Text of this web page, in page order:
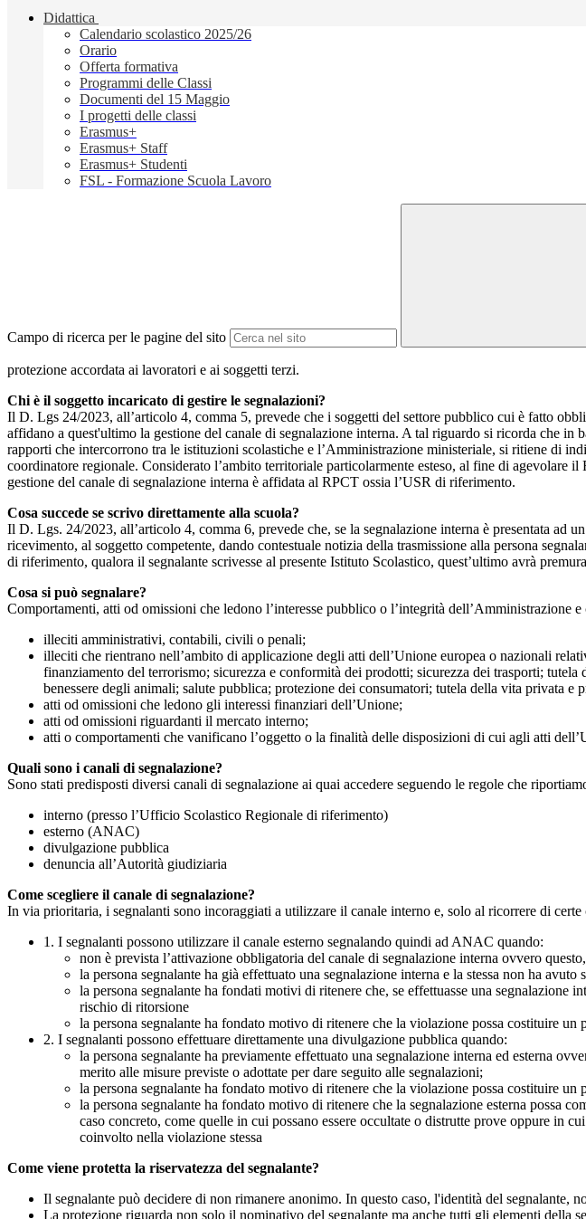
Didattica
Calendario scolastico 2025/26
Orario
Offerta formativa
Programmi delle Classi
Documenti del 15 Maggio
I progetti delle classi
Erasmus+
Erasmus+ Staff
Erasmus+ Studenti
FSL - Formazione Scuola Lavoro
Campo di ricerca per le pagine del sito
protezione accordata ai lavoratori e ai soggetti terzi.
Chi è il soggetto incaricato di gestire le segnalazioni?
Il D. Lgs 24/2023, all’articolo 4, comma 5, prevede che i soggetti del settore pubblico cui è fatto
affidano a quest'ultimo la gestione del canale di segnalazione interna. A tal riguardo si ricorda che
rapporti che intercorrono tra le istituzioni scolastiche e l’Amministrazione ministeriale, si ritiene di
coordinatore regionale. Considerato l’ambito territoriale particolarmente esteso, al fine di
gestione del canale di segnalazione interna è affidata al RPCT ossia l’USR di riferimento.
Cosa succede se scrivo direttamente alla scuola?
Il D. Lgs. 24/2023, all’articolo 4, comma 6, prevede che, se la segnalazione interna è presentata ad
ricevimento, al soggetto competente, dando contestuale notizia della trasmissione alla persona
di riferimento, qualora il segnalante scrivesse al presente Istituto Scolastico, quest’ultimo avrà
Cosa si può segnalare?
Comportamenti, atti od omissioni che ledono l’interesse pubblico o l’integrità dell’Amministrazione e
illeciti amministrativi, contabili, civili o penali;
illeciti che rientrano nell’ambito di applicazione degli atti dell’Unione europea o nazionali
finanziamento del terrorismo; sicurezza e conformità dei prodotti; sicurezza dei trasporti;
benessere degli animali; salute pubblica; protezione dei consumatori; tutela della vita privata
atti od omissioni che ledono gli interessi finanziari dell’Unione;
atti od omissioni riguardanti il mercato interno;
atti o comportamenti che vanificano l’oggetto o la finalità delle disposizioni di cui agli atti
Quali sono i canali di segnalazione?
Sono stati predisposti diversi canali di segnalazione ai quai accedere seguendo le regole che
interno (presso l’Ufficio Scolastico Regionale di riferimento)
esterno (ANAC)
divulgazione pubblica
denuncia all’Autorità giudiziaria
Come scegliere il canale di segnalazione?
In via prioritaria, i segnalanti sono incoraggiati a utilizzare il canale interno e, solo al ricorrere di
1. I segnalanti possono utilizzare il canale esterno segnalando quindi ad ANAC quando:
non è prevista l’attivazione obbligatoria del canale di segnalazione interna ovvero
la persona segnalante ha già effettuato una segnalazione interna e la stessa non ha avuto
la persona segnalante ha fondati motivi di ritenere che, se effettuasse una segnalazione
rischio di ritorsione
la persona segnalante ha fondato motivo di ritenere che la violazione possa costituire
2. I segnalanti possono effettuare direttamente una divulgazione pubblica quando:
la persona segnalante ha previamente effettuato una segnalazione interna ed esterna
merito alle misure previste o adottate per dare seguito alle segnalazioni;
la persona segnalante ha fondato motivo di ritenere che la violazione possa costituire
la persona segnalante ha fondato motivo di ritenere che la segnalazione esterna possa
caso concreto, come quelle in cui possano essere occultate o distrutte prove oppure in
coinvolto nella violazione stessa
Come viene protetta la riservatezza del segnalante?
Il segnalante può decidere di non rimanere anonimo. In questo caso, l'identità del segnalante,
La protezione riguarda non solo il nominativo del segnalante ma anche tutti gli elementi della